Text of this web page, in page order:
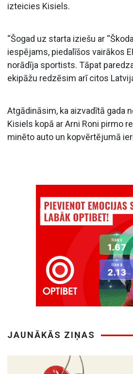
izteicies Kisiels.
“Šogad uz starta iziešu ar
iespējams, piedalīšos vairākos
norādīja sportists. Tāpat
ekipāžu redzēsim arī citos
Atgādināsim, ka aizvadītā gada
Kisiels kopā ar Arni Roni pirmo
minēto auto un kopvērtējumā
JAUNĀKĀS ZIŅAS